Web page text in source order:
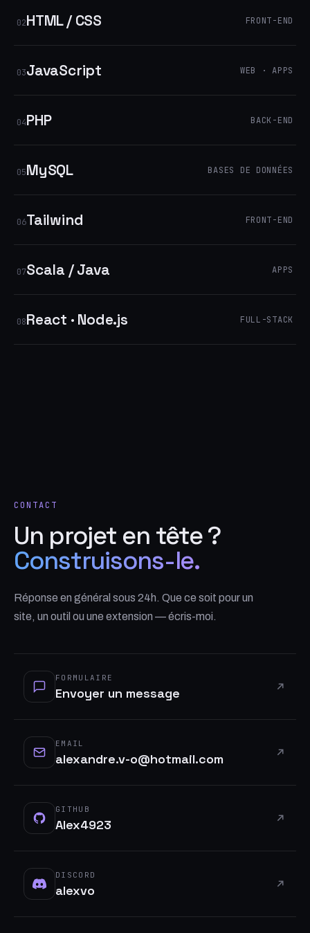
02HTML / CSS FRONT-END
03JavaScript WEB · APPS
04PHP BACK-END
05MySQL BASES DE DONNÉES
06Tailwind FRONT-END
07Scala / Java APPS
08React · Node.js FULL-STACK
CONTACT
Un projet en tête ?
Construisons-le.
Réponse en général sous 24h. Que ce soit pour un
site, un outil ou une extension — écris-moi.
FORMULAIRE
Envoyer un message
EMAIL
alexandre.v-o@hotmail.com
GITHUB
Alex4923
DISCORD
alexvo